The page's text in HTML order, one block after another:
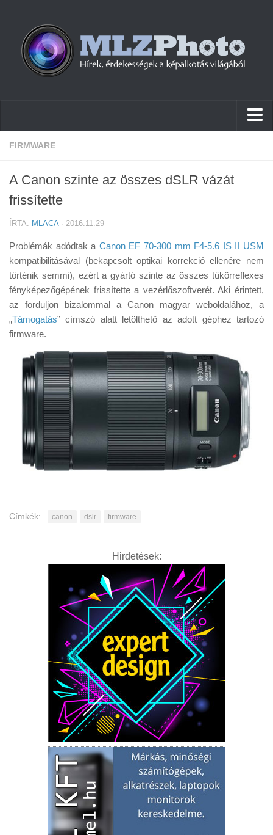
Hírek
Cikkek
Tudástár
Tanácsok
Érdekességek
Helyszíni Riport
FIRMWARE
A Canon szinte az összes dSLR vázát
frissítette
ÍRTA: MLACA· 2016.11.29
Problémák adódtak a Canon EF 70-300 mm F4-5.6 IS II USM
kompatibilitásával (bekapcsolt optikai korrekció ellenére nem
történik semmi), ezért a gyártó szinte az összes tükörreflexes
fényképezőgépének frissítette a vezérlőszoftverét. Aki érintett,
az forduljon bizalommal a Canon magyar weboldalához, a
„Támogatás” címszó alatt letölthető az adott géphez tartozó
firmware.
Címkék: canon dslr firmware
Hirdetések: